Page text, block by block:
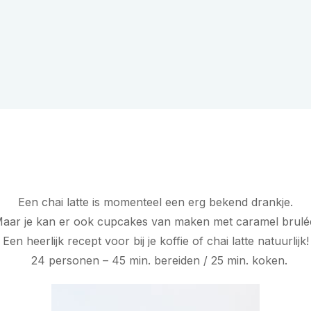
Een chai latte is momenteel een erg bekend drankje.
je kan er ook cupcakes van maken met caramel
Een heerlijk recept voor bij je koffie of chai latte natuurlijk!
24 personen – 45 min. bereiden / 25 min. koken.